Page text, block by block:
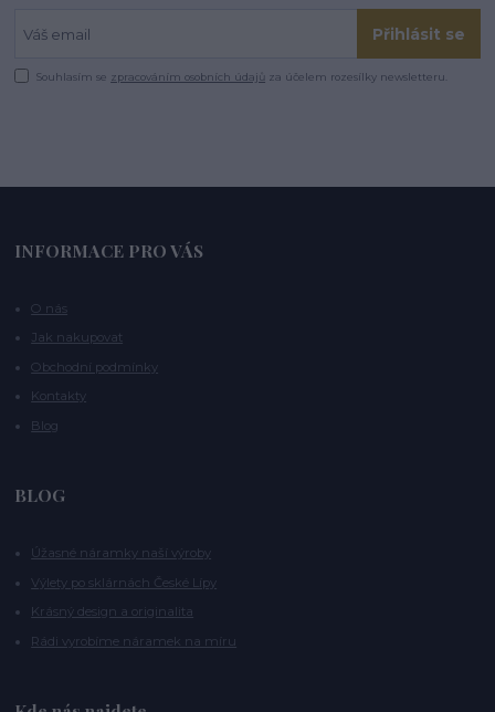
Přihlásit se
Souhlasím se zpracováním osobních údajů za účelem rozesílky newsletteru.
INFORMACE PRO VÁS
O nás
Jak nakupovat
Obchodní podmínky
Kontakty
Blog
BLOG
Úžasné náramky naší výroby
Výlety po sklárnách České Lípy
Krásný design a originalita
Rádi vyrobíme náramek na míru